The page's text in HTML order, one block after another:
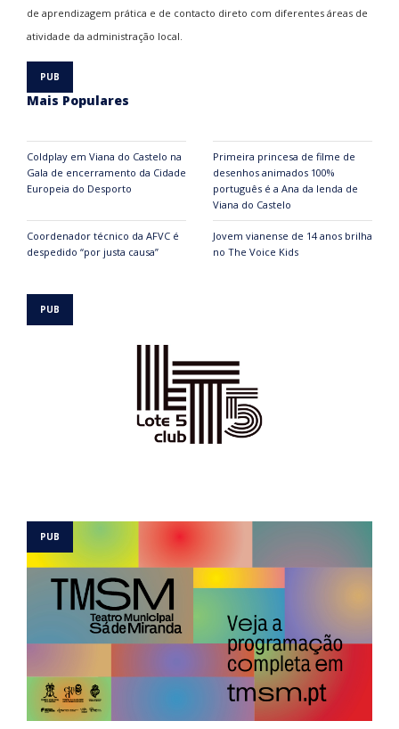
de aprendizagem prática e de contacto direto com diferentes áreas de
atividade da administração local.
Mais Populares
Coldplay em Viana do Castelo na
Gala de encerramento da Cidade
Europeia do Desporto
Primeira princesa de filme de
desenhos animados 100%
português é a Ana da lenda de
Viana do Castelo
Coordenador técnico da AFVC é
despedido “por justa causa”
Jovem vianense de 14 anos brilha
no The Voice Kids